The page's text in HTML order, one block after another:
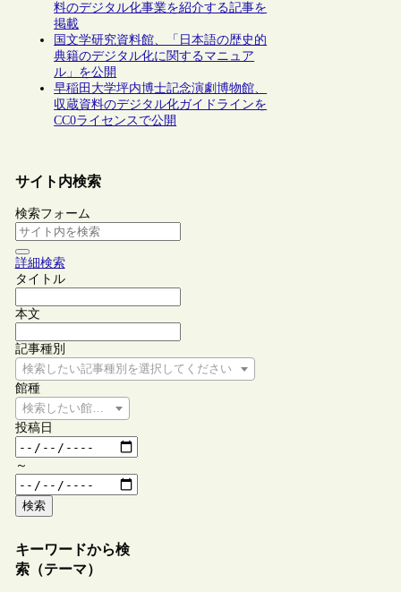
料のデジタル化事業を紹介する記事を
掲載
国文学研究資料館、「日本語の歴史的
典籍のデジタル化に関するマニュア
ル」を公開
早稲田大学坪内博士記念演劇博物館、
収蔵資料のデジタル化ガイドラインを
CC0ライセンスで公開
サイト内検索
検索フォーム
詳細検索
タイトル
本文
記事種別
検索したい記事種別を選択してください
館種
検索したい館種を選択してください
投稿日
～
検索
キーワードから検
索（テーマ）